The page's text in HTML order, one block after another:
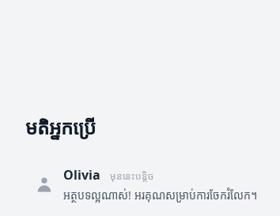
មតិអ្នកប្រើ
Olivia មុននេះបន្តិច
អត្ថបទល្អណាស់! អរគុណសម្រាប់ការចែករំលែក។